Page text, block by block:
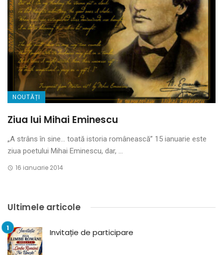
NOUTĂȚI
Ziua lui Mihai Eminescu
„A strâns în sine… toată istoria românească” 15 ianuarie este
ziua poetului Mihai Eminescu, dar, ...
16 ianuarie 2014
Ultimele articole
Invitație de participare